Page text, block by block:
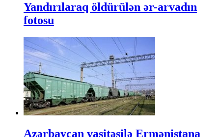
Yandırılaraq öldürülən ər-arvadın
fotosu
Azərbaycan vasitəsilə Ermənistana